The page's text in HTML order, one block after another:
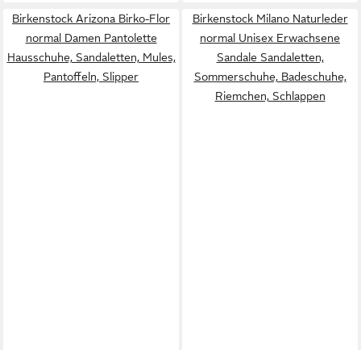
Birkenstock Arizona Birko-Flor
normal Damen Pantolette
Hausschuhe, Sandaletten, Mules,
Pantoffeln, Slipper
Birkenstock Milano Naturleder
normal Unisex Erwachsene
Sandale Sandaletten,
Sommerschuhe, Badeschuhe,
Riemchen, Schlappen